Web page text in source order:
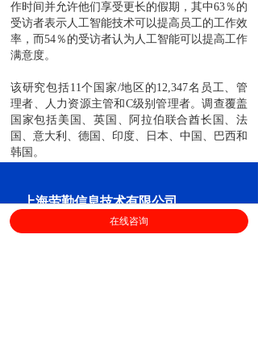
作时间并允许他们享受更长的假期，其中63％的
受访者表示人工智能技术可以提高员工的工作效
率，而54％的受访者认为人工智能可以提高工作
满意度。
该研究包括11个国家/地区的12,347名员工、管
理者、人力资源主管和 C级别管理者。调查覆盖
国家包括美国、英国、阿拉伯联合酋长国、法
国、意大利、德国、印度、日本、中国、巴西和
韩国。
客服电话： 400-696-6361
上海劳勤信息技术有限公司
在线咨询